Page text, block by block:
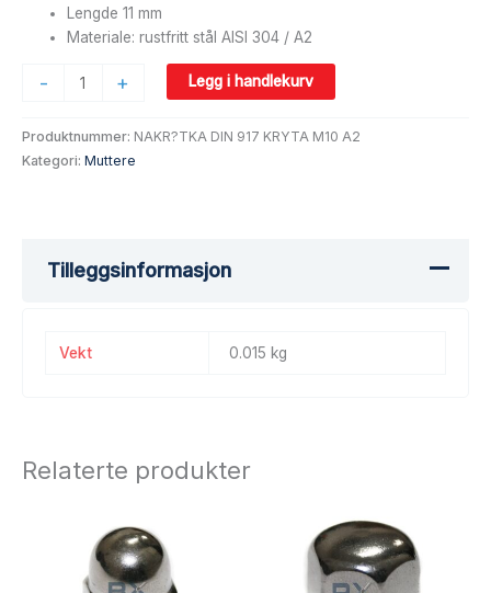
Lengde 11 mm
Materiale: rustfritt stål AISI 304 / A2
- + Legg i handlekurv
Produktnummer: NAKR?TKA DIN 917 KRYTA M10 A2
Kategori: Muttere
Tilleggsinformasjon
Vekt 0.015 kg
Relaterte produkter